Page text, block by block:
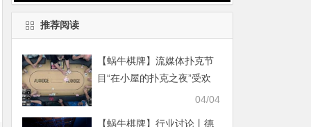
推荐阅读
【蜗牛棋牌】流媒体扑克节
目“在小屋的扑克之夜”受欢
04/04
【蜗牛棋牌】行业讨论丨德